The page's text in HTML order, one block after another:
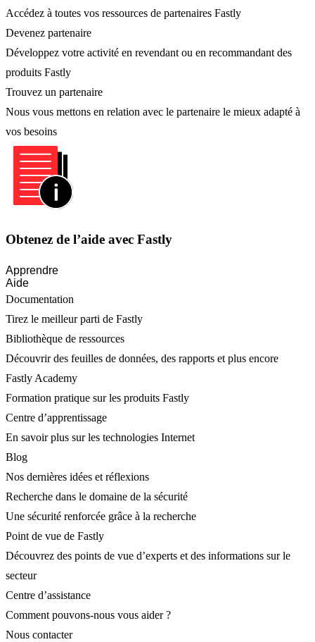
Accédez à toutes vos ressources de partenaires Fastly
Devenez partenaire
Développez votre activité en revendant ou en recommandant des
produits Fastly
Trouvez un partenaire
Nous vous mettons en relation avec le partenaire le mieux adapté à
vos besoins
Obtenez de l’aide avec Fastly
Apprendre
Aide
Documentation
Tirez le meilleur parti de Fastly
Bibliothèque de ressources
Découvrir des feuilles de données, des rapports et plus encore
Fastly Academy
Formation pratique sur les produits Fastly
Centre d’apprentissage
En savoir plus sur les technologies Internet
Blog
Nos dernières idées et réflexions
Recherche dans le domaine de la sécurité
Une sécurité renforcée grâce à la recherche
Point de vue de Fastly
Découvrez des points de vue d’experts et des informations sur le
secteur
Centre d’assistance
Comment pouvons-nous vous aider ?
Nous contacter